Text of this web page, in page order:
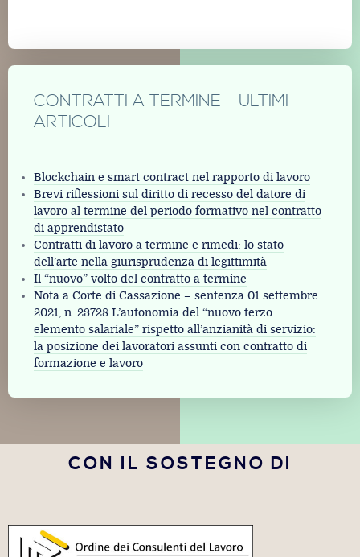
CONTRATTI A TERMINE - ULTIMI
ARTICOLI
Blockchain e smart contract nel rapporto di lavoro
Brevi riflessioni sul diritto di recesso del datore di
lavoro al termine del periodo formativo nel contratto
di apprendistato
Contratti di lavoro a termine e rimedi: lo stato
dell’arte nella giurisprudenza di legittimità
Il “nuovo” volto del contratto a termine
Nota a Corte di Cassazione – sentenza 01 settembre
2021, n. 23728 L’autonomia del “nuovo terzo
elemento salariale” rispetto all’anzianità di servizio:
la posizione dei lavoratori assunti con contratto di
formazione e lavoro
CON IL SOSTEGNO DI